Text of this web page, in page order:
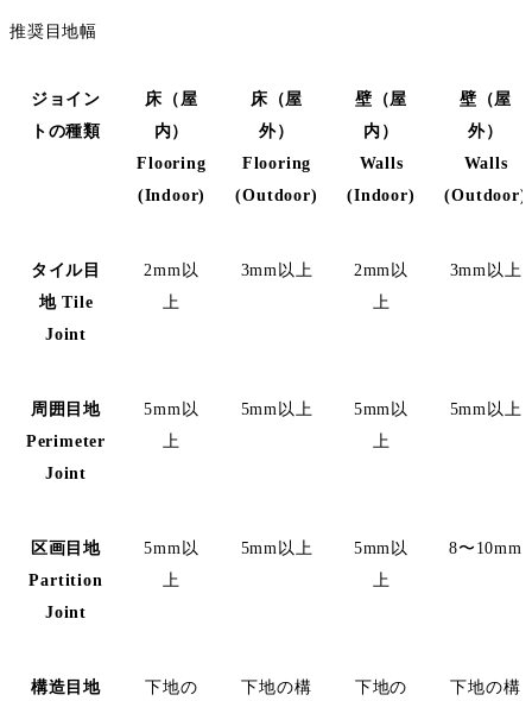
推奨目地幅
ジョイン
トの種類
床（屋
内）
Flooring
(Indoor)
床（屋
外）
Flooring
(Outdoor)
壁（屋
内）
Walls
(Indoor)
壁（屋
外）
Walls
(Outdoor)
タイル目
地 Tile
Joint
2mm以
上
3mm以上
2mm以
上
3mm以上
周囲目地
Perimeter
Joint
5mm以
上
5mm以上
5mm以
上
5mm以上
区画目地
Partition
Joint
5mm以
上
5mm以上
5mm以
上
8〜10mm
構造目地 下地の 下地の構 下地の 下地の構